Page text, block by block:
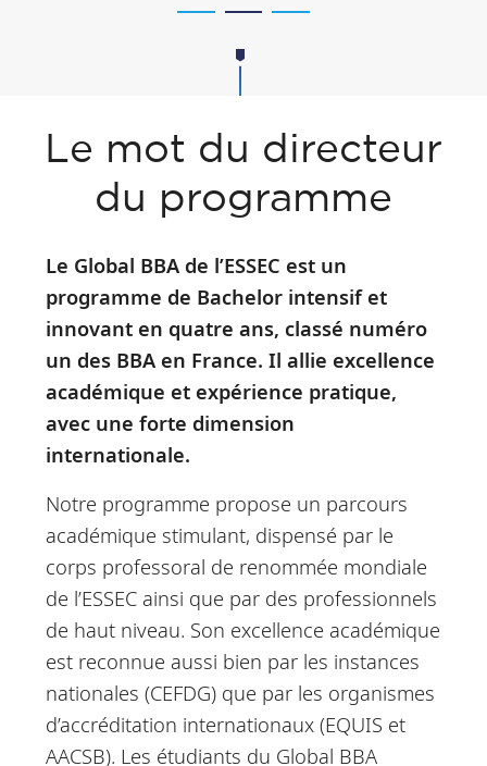
Le mot du directeur
du programme
Le Global BBA de l’ESSEC est un
programme de Bachelor intensif et
innovant en quatre ans, classé numéro
un des BBA en France. Il allie excellence
académique et expérience pratique,
avec une forte dimension
internationale.
Notre programme propose un parcours
académique stimulant, dispensé par le
corps professoral de renommée mondiale
de l’ESSEC ainsi que par des professionnels
de haut niveau. Son excellence académique
est reconnue aussi bien par les instances
nationales (CEFDG) que par les organismes
d’accréditation internationaux (EQUIS et
AACSB). Les étudiants du Global BBA